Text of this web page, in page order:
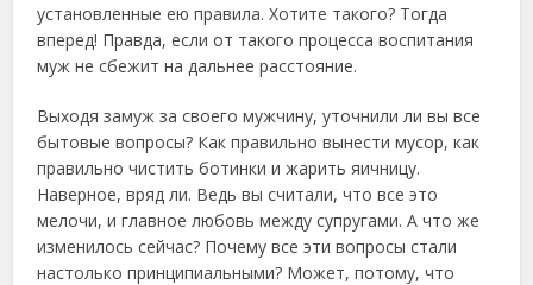
установленные ею правила. Хотите такого? Тогда
вперед! Правда, если от такого процесса воспитания
муж не сбежит на дальнее расстояние.
Выходя замуж за своего мужчину, уточнили ли вы все
бытовые вопросы? Как правильно вынести мусор, как
правильно чистить ботинки и жарить яичницу.
Наверное, вряд ли. Ведь вы считали, что все это
мелочи, и главное любовь между супругами. А что же
изменилось сейчас? Почему все эти вопросы стали
настолько принципиальными? Может, потому, что